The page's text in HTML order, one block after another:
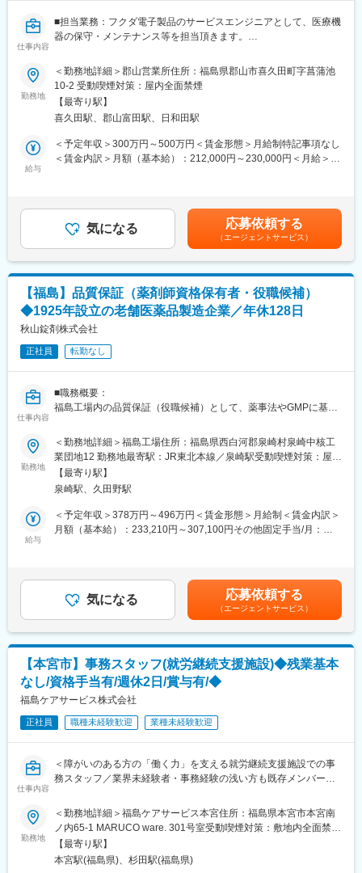
仕事内容
■担当業務：フクダ電子製品のサービスエンジニアとして、医療機
器の保守・メンテナンス等を担当頂きます。
■業務詳細：【変更の範囲：会社の定める業務】
＜修理＞営業担当者がお客様からお預かりしてきた、不具合のあ
る医用電子機器を調べ、故障の原因を見つけたら、まず見積もり
書を作成。お客様に見積もり内容を了承していただけたら、修理
を行い、営業を通じて返却します。お預かりした日からご返却ま
で、2週間を目安としています。
＜保守点検＞保守契約を結んでいるお客様を定期的に訪問して、
■取り扱い製品例：
・心電計
※製品の開発元であるフクダ電子は、心臓・循環器系の医療機器メ
ーカーとして医療現場では名の通った存在です。今から85年以上
も前に、国内で先駆けて心電計を製造し、技術力においても国内
屈指の存在です。
■入社後の流れ：
入社後2週間程度は社内制度および業務理解、取扱製品について学
ぶ導入研修があります。業界における営業スタイル含めて知識習
得後に現場配属となります。
・導入研修後の3カ月間はOJTを行います。既存社員の業務サポー
・OJT終了後も、フクダ電子本社での製品研修や、月に2回程度の
社内勉強会定期的に実施され、製品理解や導入事例など営業活動
において重要となる最新情報の習得フォローもしやすい環境で
す。
■フクダ電子南東北販売株式会社について：
当社はフクダ電子の製品の専門商社として、心電計をはじめとす
はじめ、検査機器や治療機器および、在宅医療やAED事業なども
展開しています。日本国内ではトップクラスのシェアを誇り、医
療従事者間でもフクダ電子というブランドの強みがある、幅広い
分野の医療機器を扱ってきた老舗医療機器メーカーです。
勤務地
＜勤務地詳細＞郡山営業所住所：福島県郡山市喜久田町字菖蒲池
10-2 受動喫煙対策：屋内全面禁煙
【最寄り駅】
喜久田駅、郡山富田駅、日和田駅
給与
＜予定年収＞300万円～500万円＜賃金形態＞月給制特記事項なし
＜賃金内訳＞月額（基本給）：212,000円～230,000円＜月給＞
賃金はあくまでも目安の金額であり、選考を通じて上下する可能
性があります。月給(月額)は固定手当を含めた表記です。
気になる 応募依頼する
（エージェントサービス）
【福島】品質保証（薬剤師資格保有者・役職候補）
◆1925年設立の老舗医薬品製造企業／年休128日
秋山錠剤株式会社
正社員 転勤なし
仕事内容
■職務概要：
福島工場内の品質保証（役職候補）として、薬事法やGMPに基づ
■主な業務内容：
・品質苦情への対応（過去の事例に基づいた防止策の立案／顧客
への回答）
・製品出荷判定及び各種書類の作成／管理
・サンプルの検証作業
「技術の秋山」と言われる当社にて、先輩の指導のもと、品質管
理・品質保証のご経験を積むことができます。
品の製剤研究を手掛けています。開発段階から製剤/容器にいたる
まで、柔軟に医薬品・健康食品の商品化をサポートしています。
・福島工場では、長年培ってきた受託製造のノウハウと、先進の
設備を駆使して高品質で効率的な生産体制を確立しています。自
然に恵まれた環境の中、21,329平方メートルの広大な敷地を有し
ています。
・施設内は、高度な各種管理システムによって監視と記録が行わ
れています。各室、個別センサーによる温度・湿度・室間差圧の
監視システムを採用し、空調に起因するクロスコンタミの防止と
最適な作業環境を構築しています。
変更の範囲：会社の定める業務
勤務地
＜勤務地詳細＞福島工場住所：福島県西白河郡泉崎村泉崎中核工
業団地12 勤務地最寄駅：JR東北本線／泉崎駅受動喫煙対策：屋内
全面禁煙変更の範囲：無
【最寄り駅】
泉崎駅、久田野駅
給与
＜予定年収＞378万円～496万円＜賃金形態＞月給制＜賃金内訳＞
月額（基本給）：233,210円～307,100円その他固定手当/月：
分【モデル年収】主任クラス（5等級）年収400万円台係長クラス
（6等級）年収500万円台課長クラス（7等級）年収600万円台次長
クラス（8等級）年収700万円台賃金はあくまでも目安の金額であ
り、選考を通じて上下する可能性があります。月給(月額)は固定手
当を含めた表記です。
気になる 応募依頼する
（エージェントサービス）
【本宮市】事務スタッフ(就労継続支援施設)◆残業基本
なし/資格手当有/週休2日/賞与有/◆
福島ケアサービス株式会社
正社員 職種未経験歓迎 業種未経験歓迎
仕事内容
＜障がいのある方の「働く力」を支える就労継続支援施設での事
務スタッフ／業界未経験者・事務経験の浅い方も既存メンバーが
障がいをお持ちの方の「働く力」をサポートする就労継続支援A型
事業所にて、事業所の運営を支える事務・受付・管理スタッフを
お任せします。
勤務地
＜勤務地詳細＞福島ケアサービス本宮住所：福島県本宮市本宮南
ノ内65-1 MARUCO ware. 301号室受動喫煙対策：敷地内全面禁煙
変更の範囲：会社の定める事業所
【最寄り駅】
本宮駅(福島県)、杉田駅(福島県)